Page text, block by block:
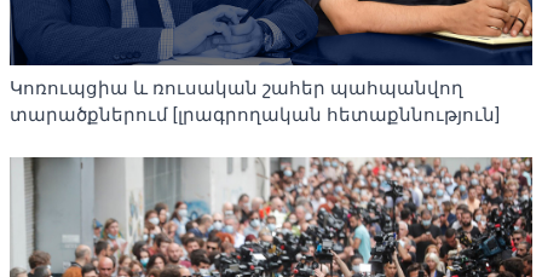
Կոռուպցիա և ռուսական շահեր պահպանվող
տարածքներում [լրագրողական հետաքննություն]